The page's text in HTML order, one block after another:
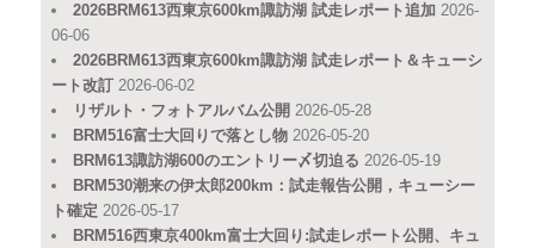
2026BRM613西東京600km諏訪湖 試走レポート追加 2026-
06-06
2026BRM613西東京600km諏訪湖 試走レポート＆キューシ
ート改訂 2026-06-02
リザルト・フォトアルバム公開 2026-05-28
BRM516富士大回りで落とし物 2026-05-20
BRM613諏訪湖600のエントリー〆切迫る 2026-05-19
BRM530潮来の伊太郎200km：試走報告公開，キューシー
ト確定 2026-05-17
BRM516西東京400km富士大回り:試走レポート公開、キュ